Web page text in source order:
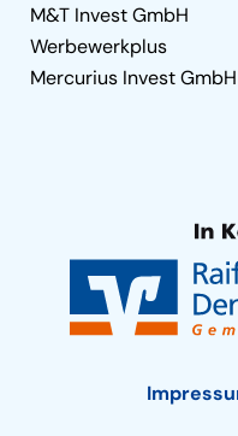
M&T Invest GmbH
Werbewerkplus
Mercurius Invest GmbH